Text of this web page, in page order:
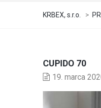
KRBEX, s.r.o. >
CUPIDO 70
19. marca